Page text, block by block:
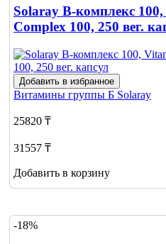
Solaray B-комплекс
Complex 100, 250 вег.
Добавить в избранное
Витамины группы Б Solaray
25820 ₸
31557 ₸
Добавить в корзину
-18%